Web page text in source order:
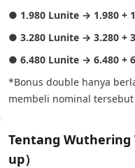
● 1.980 Lunite → 1.980 +
● 3.280 Lunite → 3.280 +
● 6.480 Lunite → 6.480 +
*Bonus double hanya
membeli nominal
Tentang Wuthering
up）